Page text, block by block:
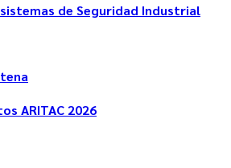
de Seguridad Industrial
ARITAC 2026